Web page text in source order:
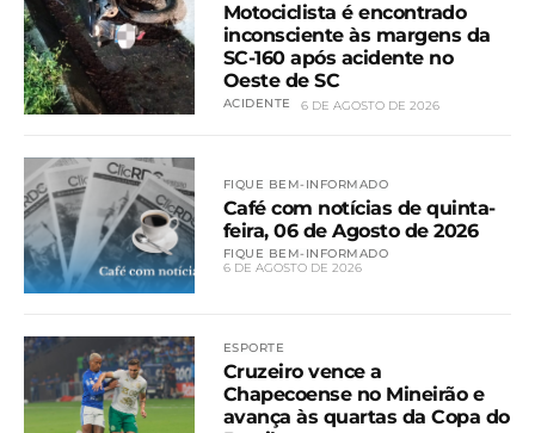
Motociclista é encontrado
inconsciente às margens da
SC-160 após acidente no
Oeste de SC
ACIDENTE 6 DE AGOSTO DE 2026
FIQUE BEM-INFORMADO
Café com notícias de quinta-
feira, 06 de Agosto de 2026
FIQUE BEM-INFORMADO
6 DE AGOSTO DE 2026
ESPORTE
Cruzeiro vence a
Chapecoense no Mineirão e
avança às quartas da Copa do